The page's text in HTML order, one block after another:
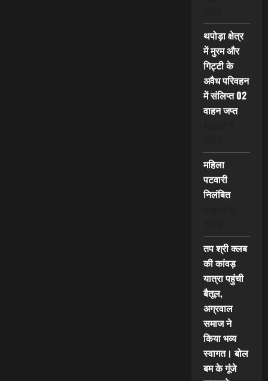
थपोड़ा क्षेत्र
में मुरम और
गिट्टी के
अवैध परिवहन
में संलिप्त 02
वाहन जप्त
महिला
पटवारी
निलंबित
तप श्री क्लब
की कांवड़
यात्रा पहुंची
बैतूल,
अग्रवाल
समाज ने
किया भव्य
स्वागत। बोल
बम के गूंजे